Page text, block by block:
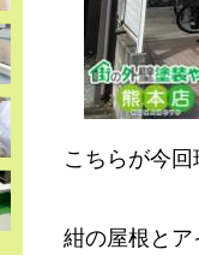
こちらが今
紺の屋根と